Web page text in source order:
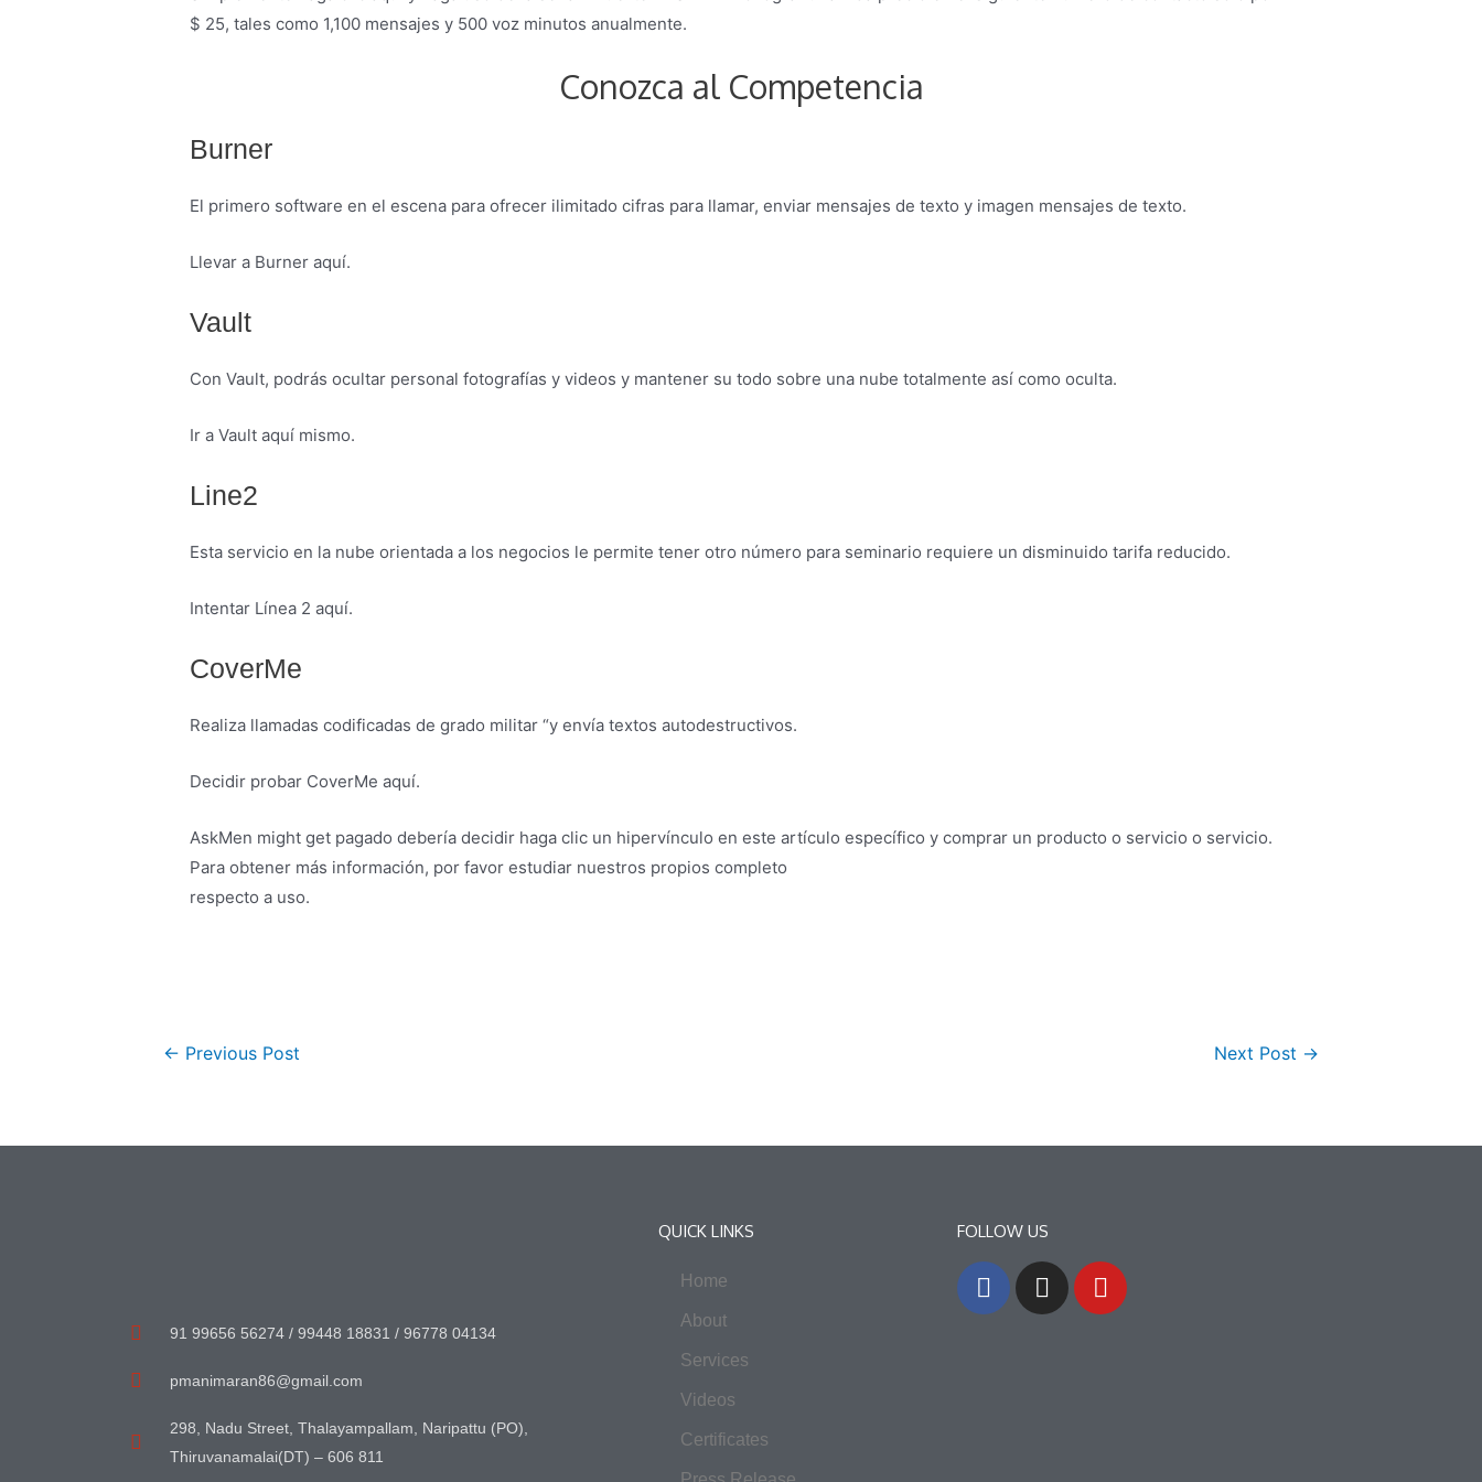
$ 25, tales como 1,100 mensajes y 500 voz minutos anualmente.
Conozca al Competencia
Burner
El primero software en el escena para ofrecer ilimitado cifras para llamar, enviar mensajes de texto y imagen mensajes de texto.
Llevar a Burner aquí.
Vault
Con Vault, podrás ocultar personal fotografías y videos y mantener su todo sobre una nube totalmente así como oculta.
Ir a Vault aquí mismo.
Line2
Esta servicio en la nube orientada a los negocios le permite tener otro número para seminario requiere un disminuido tarifa reducido.
Intentar Línea 2 aquí.
CoverMe
Realiza llamadas codificadas de grado militar “y envía textos autodestructivos.
Decidir probar CoverMe aquí.
AskMen might get pagado debería decidir haga clic un hipervínculo en este artículo específico y comprar un producto o servicio o servicio.
Para obtener más información, por favor estudiar nuestros propios completo
respecto a uso.
← Previous Post Next Post →
91 99656 56274 / 99448 18831 / 96778 04134
pmanimaran86@gmail.com
298, Nadu Street, Thalayampallam, Naripattu (PO),
Thiruvanamalai(DT) – 606 811
QUICK LINKS
Home
About
Services
Videos
Certificates
FOLLOW US